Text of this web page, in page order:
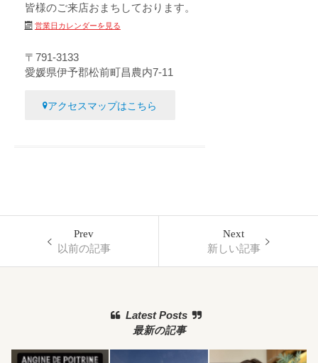
皆様のご来店おまちしております。
営業日カレンダーを見る
〒791-3133
愛媛県伊予郡松前町昌農内7-11
アクセスマップはこちら
Prev
以前の記事
Next
新しい記事
Latest Posts
最新の記事